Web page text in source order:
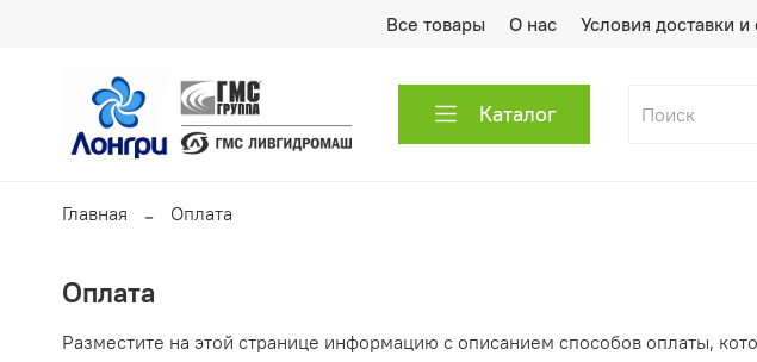
Все товары О нас Условия доставки
Каталог
Главная Оплата
Оплата
Разместите на этой странице информацию с описанием способов оплаты,